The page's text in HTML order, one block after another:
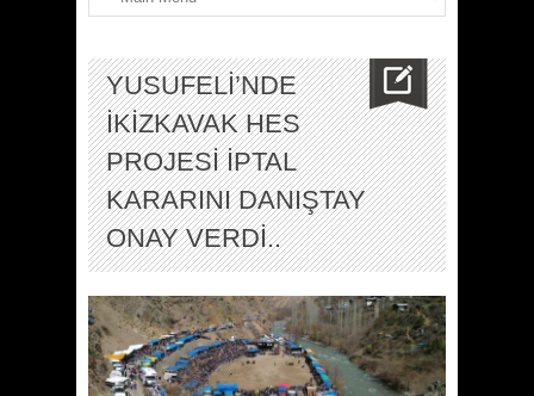
YUSUFELİ’NDE
İKİZKAVAK HES
PROJESİ İPTAL
KARARINI DANIŞTAY
ONAY VERDİ..